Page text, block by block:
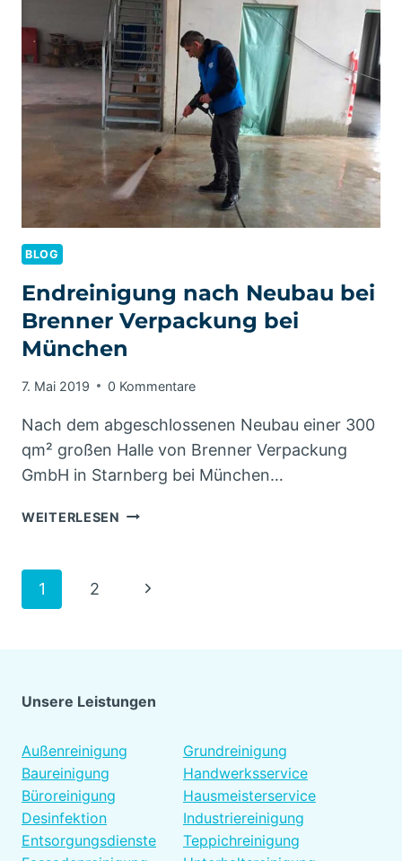
DER
HANNS-
SEIDL-
STIFTUNG
IN
MÜNCHEN
BLOG
Endreinigung nach Neubau bei
Brenner Verpackung bei
München
7. Mai 2019 0 Kommentare
Nach dem abgeschlossenen Neubau einer 300
qm² großen Halle von Brenner Verpackung
GmbH in Starnberg bei München…
WEITERLESEN ENDREINIGUNG
BRENNER
Seitennavigation
1 2
Nächste
Unsere Leistungen
Außenreinigung
Baureinigung
Büroreinigung
Desinfektion
Entsorgungsdienste
Grundreinigung
Handwerksservice
Hausmeisterservice
Industriereinigung
Teppichreinigung